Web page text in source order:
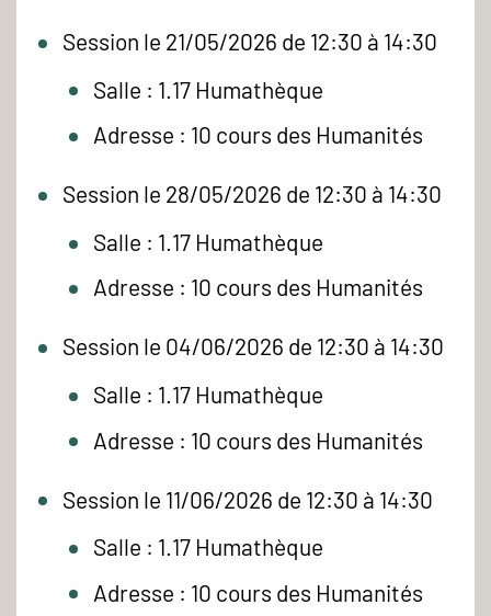
Session le 21/05/2026 de 12:30 à 14:30
Salle : 1.17 Humathèque
Adresse : 10 cours des Humanités
Session le 28/05/2026 de 12:30 à 14:30
Salle : 1.17 Humathèque
Adresse : 10 cours des Humanités
Session le 04/06/2026 de 12:30 à 14:30
Salle : 1.17 Humathèque
Adresse : 10 cours des Humanités
Session le 11/06/2026 de 12:30 à 14:30
Salle : 1.17 Humathèque
Adresse : 10 cours des Humanités